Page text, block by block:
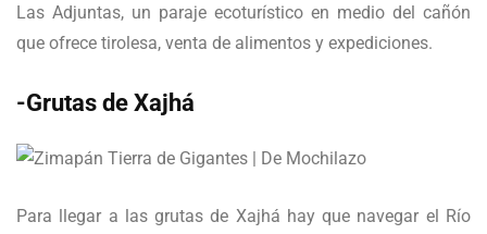
Las Adjuntas, un paraje ecoturístico en medio del cañón
que ofrece tirolesa, venta de alimentos y expediciones.
-Grutas de Xajhá
Para llegar a las grutas de Xajhá hay que navegar el Río